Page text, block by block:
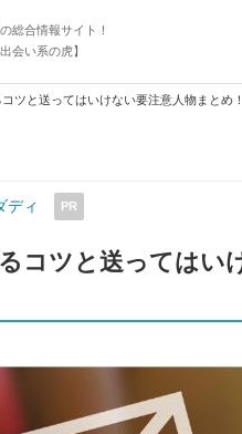
総合情報サイト！
会い系の虎】
ツと送ってはいけない要注意人物まとめ！
ディ PR
コツと送ってはい